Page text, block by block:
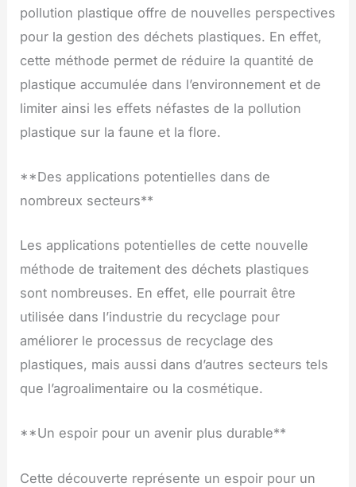
pollution plastique offre de nouvelles perspectives
pour la gestion des déchets plastiques. En effet,
cette méthode permet de réduire la quantité de
plastique accumulée dans l’environnement et de
limiter ainsi les effets néfastes de la pollution
plastique sur la faune et la flore.
**Des applications potentielles dans de
nombreux secteurs**
Les applications potentielles de cette nouvelle
méthode de traitement des déchets plastiques
sont nombreuses. En effet, elle pourrait être
utilisée dans l’industrie du recyclage pour
améliorer le processus de recyclage des
plastiques, mais aussi dans d’autres secteurs tels
que l’agroalimentaire ou la cosmétique.
**Un espoir pour un avenir plus durable**
Cette découverte représente un espoir pour un